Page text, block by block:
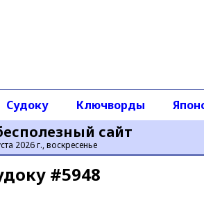
сайт
2026 г., воскресенье
Судоку Ключворды
#5948